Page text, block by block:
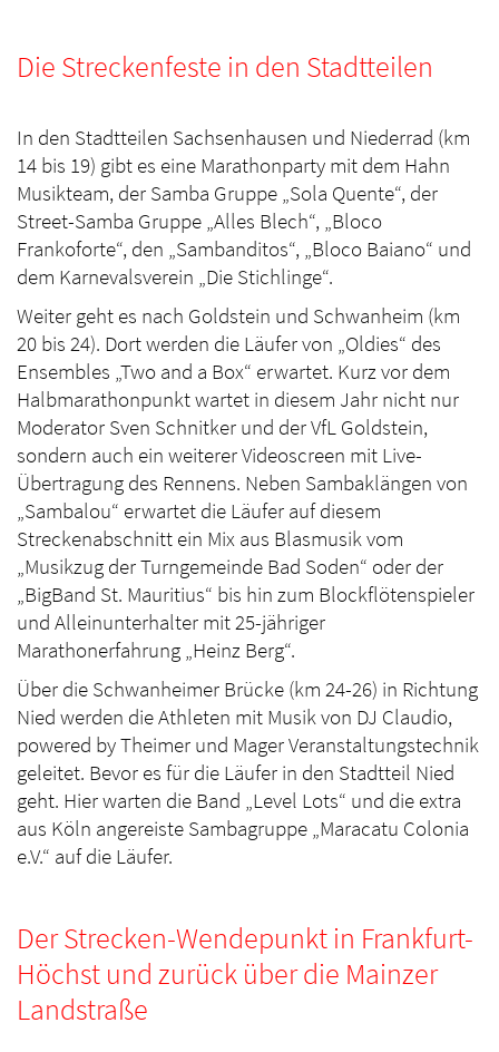
Die Streckenfeste in den Stadtteilen
In den Stadtteilen Sachsenhausen und Niederrad (km
14 bis 19) gibt es eine Marathonparty mit dem Hahn
Musikteam, der Samba Gruppe „Sola Quente“, der
Street-Samba Gruppe „Alles Blech“, „Bloco
Frankoforte“, den „Sambanditos“, „Bloco Baiano“ und
dem Karnevalsverein „Die Stichlinge“.
Weiter geht es nach Goldstein und Schwanheim (km
20 bis 24). Dort werden die Läufer von „Oldies“ des
Ensembles „Two and a Box“ erwartet. Kurz vor dem
Halbmarathonpunkt wartet in diesem Jahr nicht nur
Moderator Sven Schnitker und der VfL Goldstein,
sondern auch ein weiterer Videoscreen mit Live-
Übertragung des Rennens. Neben Sambaklängen von
„Sambalou“ erwartet die Läufer auf diesem
Streckenabschnitt ein Mix aus Blasmusik vom
„Musikzug der Turngemeinde Bad Soden“ oder der
„BigBand St. Mauritius“ bis hin zum Blockflötenspieler
und Alleinunterhalter mit 25-jähriger
Marathonerfahrung „Heinz Berg“.
Über die Schwanheimer Brücke (km 24-26) in Richtung
Nied werden die Athleten mit Musik von DJ Claudio,
powered by Theimer und Mager Veranstaltungstechnik
geleitet. Bevor es für die Läufer in den Stadtteil Nied
geht. Hier warten die Band „Level Lots“ und die extra
aus Köln angereiste Sambagruppe „Maracatu Colonia
e.V.“ auf die Läufer.
Der Strecken-Wendepunkt in Frankfurt-
Höchst und zurück über die Mainzer
Landstraße